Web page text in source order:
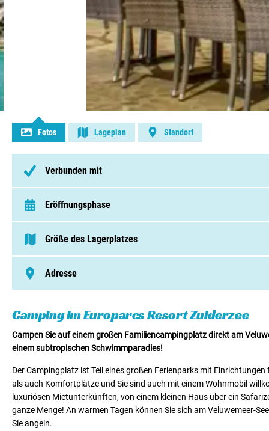
Meinen Campingplatz anmelden
Zusammenarbeit / Werbung
Kontakt aufnehmen
Fotos Lageplan Standort
Camping im Europarcs Resort Zuiderzee
Campen Sie auf einem großen Familiencampingplatz direkt am
einem subtropischen Schwimmparadies!
Der Campingplatz ist Teil eines großen Ferienparks mit
als auch Komfortplätze und Sie sind auch mit einem Wohnmobil
luxuriösen Mietunterkünften, von einem kleinen Haus über ein
ganze Menge! An warmen Tagen können Sie sich am Veluwemeer-
Sie angeln.
Verbunden mit
Eröffnungsphase
van 1 Januar t/m 31 Dezember
Größe des Lagerplatzes
> 250 Pitches
Adresse
Spijkweg 15, 8256 RJ, Biddinghuizen